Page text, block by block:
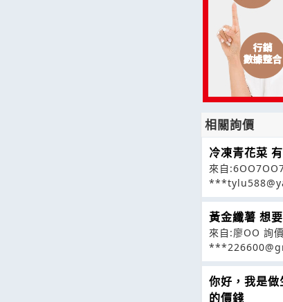
相關詢價
冷凍青花菜
來自
黃金纖薯 想
來自:廖OO 詢價
你好，我是
的價錢